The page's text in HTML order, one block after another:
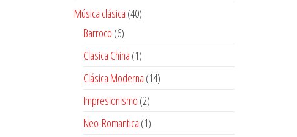
Música clásica 4040
Barroco 66
productos
Clasica China 11
producto
Clásica Moderna 1414
Impresionismo 22
productos
Neo-Romantica 11